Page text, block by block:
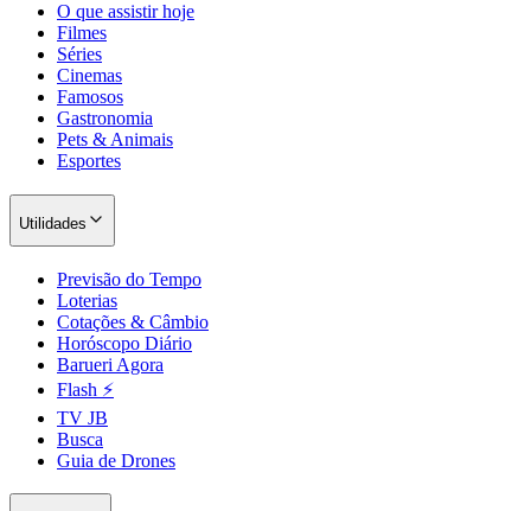
O que assistir hoje
Filmes
Séries
Cinemas
Famosos
Gastronomia
Pets & Animais
Esportes
Utilidades
Previsão do Tempo
Loterias
Cotações & Câmbio
Horóscopo Diário
Barueri Agora
Flash ⚡
TV JB
Busca
Guia de Drones